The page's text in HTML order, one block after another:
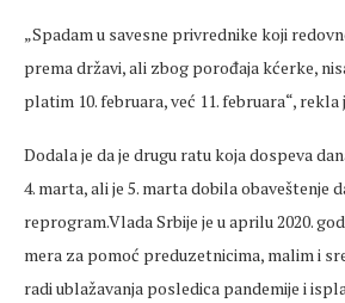
„Spadam u savesne privrednike koji
prema državi, ali zbog porođaja kćerke,
platim 10. februara, već 11. februara“, rekla
Dodala je da je drugu ratu koja dospeva
4. marta, ali je 5. marta dobila obaveštenje
reprogram.Vlada Srbije je u aprilu 2020.
mera za pomoć preduzetnicima, malim i
radi ublažavanja posledica pandemije i